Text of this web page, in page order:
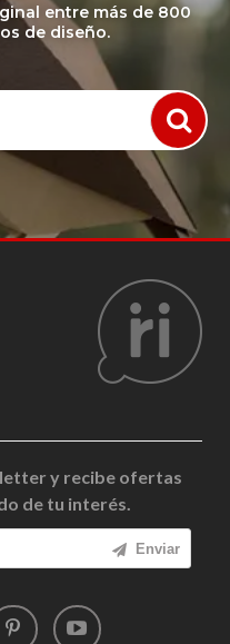
entre más de 800
de diseño.
y recibe ofertas
de tu interés.
Enviar